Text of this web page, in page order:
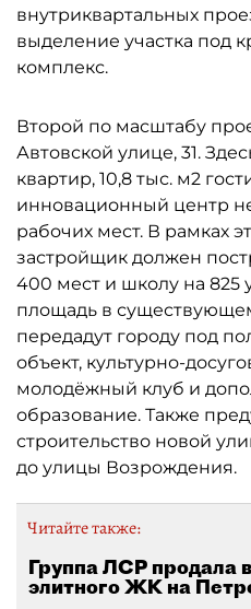
внутриквартальных
выделение участка под
комплекс.
Второй по масштабу
Автовской улице, 31.
квартир, 10,8 тыс. м2
инновационный центр
рабочих мест. В рамках
застройщик должен
400 мест и школу на 825
площадь в
передадут городу под
объект, культурно-
молодёжный клуб и
образование. Также
строительство новой
до улицы Возрождения.
Читайте также:
Группа ЛСР продала
элитного ЖК на